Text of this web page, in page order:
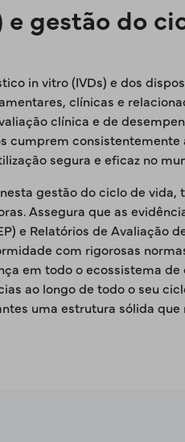
gestão do
in vitro (IVDs) e dos
clínicas e
clínica e de
cumprem
segura e eficaz no
gestão do ciclo de
Assegura que as
e Relatórios de Avaliação
com rigorosas
em todo o ecossistema
ao longo de todo o seu
uma estrutura sólida